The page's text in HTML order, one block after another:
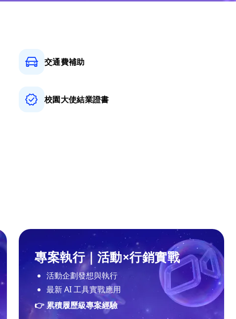
交通費補助
校園大使結業證書
專案執行｜活動×行銷實戰
活動企劃發想與執行
最新 AI 工具實戰應用
👉 累積履歷級專案經驗